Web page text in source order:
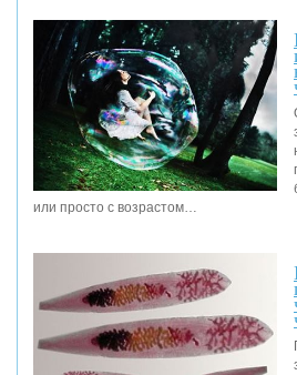
или просто с возрастом…